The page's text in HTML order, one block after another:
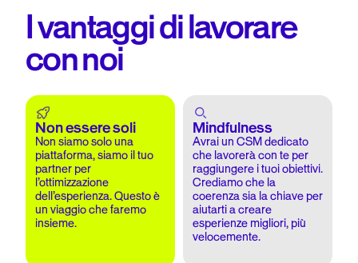
I vantaggi di lavorare
con noi
Non essere soli
Non siamo solo una
piattaforma, siamo il tuo
partner per
l’ottimizzazione
dell’esperienza. Questo è
un viaggio che faremo
insieme.
Mindfulness
Avrai un CSM dedicato
che lavorerà con te per
raggiungere i tuoi obiettivi.
Crediamo che la
coerenza sia la chiave per
aiutarti a creare
esperienze migliori, più
velocemente.